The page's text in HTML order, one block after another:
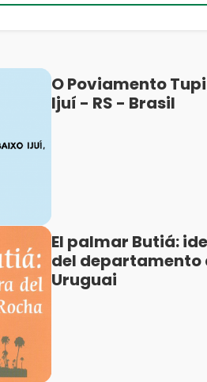
O Poviamento
Ijuí - RS - Brasil
El palmar Butiá:
del departamento
Uruguai